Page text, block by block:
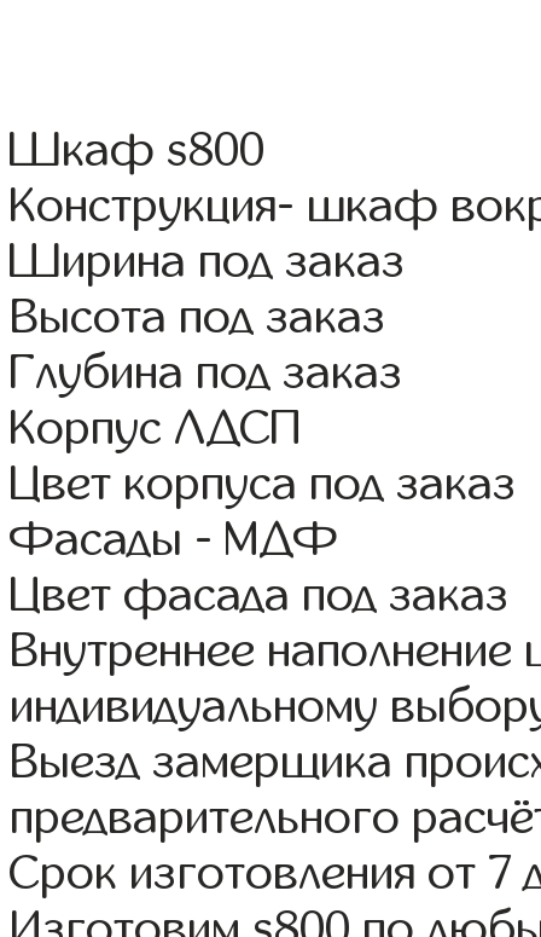
Шкаф s800
Конструкция- шкаф
Ширина под заказ
Высота под заказ
Глубина под заказ
Корпус ЛДСП
Цвет корпуса под заказ
Фасады - МДФ
Цвет фасада под заказ
Внутреннее
индивидуальному
Выезд замерщика
предварительного
Срок изготовления от 7